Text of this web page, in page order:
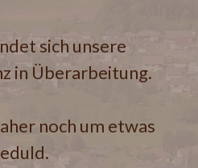
sich unsere
in Überarbeitung.
noch um etwas